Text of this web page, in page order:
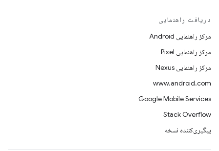
دریافت راهنمایی
مرکز راهنمایی Android
مرکز راهنمایی Pixel
مرکز راهنمایی Nexus
www.android.com
Google Mobile Services
Stack Overflow
پیگیری‌کننده نسخه